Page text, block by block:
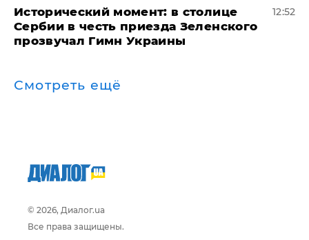
Исторический момент: в столице
Сербии в честь приезда Зеленского
прозвучал Гимн Украины
12:52
Смотреть ещё
© 2026, Диалог.ua
Все права защищены.